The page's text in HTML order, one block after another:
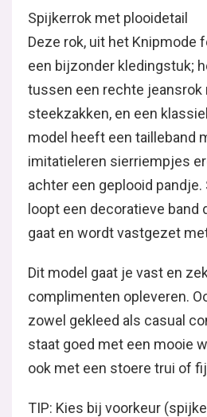
Spijkerrok met plooidetail
Deze rok, uit het Knipmode
een bijzonder kledingstuk;
tussen een rechte jeansrok
steekzakken, en een
model heeft een tailleband
imitatieleren sierriempjes
achter een geplooid pandje.
loopt een decoratieve band
gaat en wordt vastgezet
Dit model gaat je vast en
complimenten opleveren.
zowel gekleed als casual
staat goed met een mooie
ook met een stoere trui of
TIP: Kies bij voorkeur